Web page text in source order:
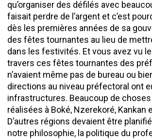
qu’organiser des défilés avec
faisait perdre de l’argent et c’est
dès les premières années de sa
des fêtes tournantes au lieu de
dans les festivités. Et vous avez vu
travers ces fêtes tournantes des
n’avaient même pas de bureau ou
directions au niveau préfectoral ont
infrastructures. Beaucoup de
réalisées à Boké, Nzerekoré, Kankan
D’autres régions devaient être
notre philosophie, la politique du